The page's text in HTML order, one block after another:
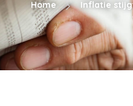
Home Inflatie